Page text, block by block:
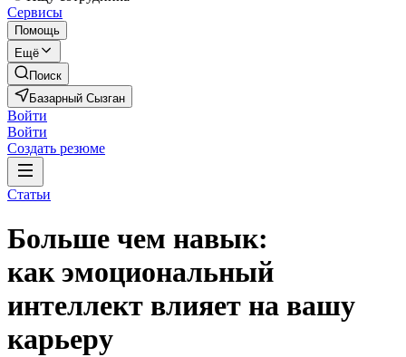
Сервисы
Помощь
Ещё
Поиск
Базарный Сызган
Войти
Войти
Создать резюме
Статьи
Больше чем навык:
как эмоциональный
интеллект влияет на вашу
карьеру